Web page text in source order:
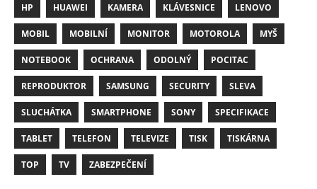
HP HUAWEI KAMERA KLÁVESNICE LENOVO
MOBIL MOBILNÍ MONITOR MOTOROLA MYŠ
NOTEBOOK OCHRANA ODOLNÝ POCITAC
REPRODUKTOR SAMSUNG SECURITY SLEVA
SLUCHÁTKA SMARTPHONE SONY SPECIFIKACE
TABLET TELEFON TELEVIZE TISK TISKÁRNA
TOP TV ZABEZPEČENÍ